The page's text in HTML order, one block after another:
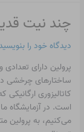
چند نیت
دیدگاه‌ خود را
پرولین دارای تعدادی
ساختارهای چرخشی
است. در آزمایشگاه
چند
نیت
قدیمی
انامین
های
کریستالی